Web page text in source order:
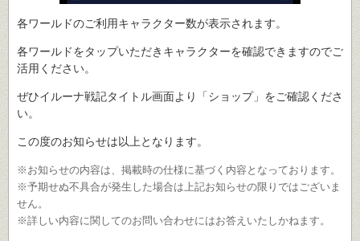
各ワールドのご利用キャラクター数が表示されます。
各ワールドをタップいただきキャラクターを確認できますのでご
活用ください。
ぜひイルーナ戦記タイトル画面より「ショップ」をご確認くださ
い。
この度のお知らせは以上となります。
※お知らせの内容は、掲載時の仕様に基づく内容となっております。
※予期せぬ不具合が発生した場合は上記お知らせの限りではございま
せん。
※詳しい内容に関してのお問い合わせにはお答えいたしかねます。